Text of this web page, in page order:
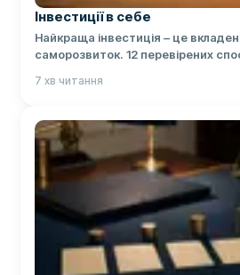
Інвестиції в себе
Найкраща інвестиція – це
саморозвиток. 12 перевірених
7 хв читання